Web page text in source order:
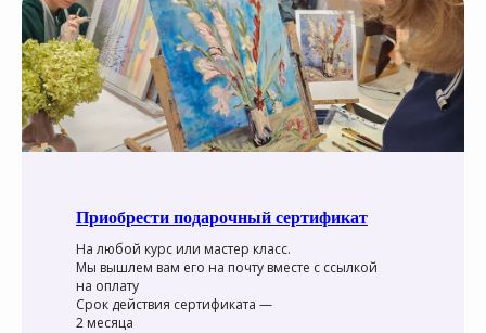
Приобрести подарочный сертификат
На любой курс или мастер класс.
Мы вышлем вам его на почту вместе с ссылкой
на оплату
Срок действия сертификата —
2 месяца